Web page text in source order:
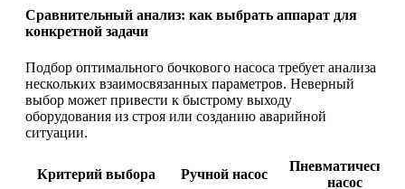
Сравнительный анализ: как выбрать аппарат для
конкретной задачи
Подбор оптимального бочкового насоса требует анализа
нескольких взаимосвязанных параметров. Неверный
выбор может привести к быстрому выходу
оборудования из строя или созданию аварийной
ситуации.
Критерий выбора Ручной насос
Пневматический
насос